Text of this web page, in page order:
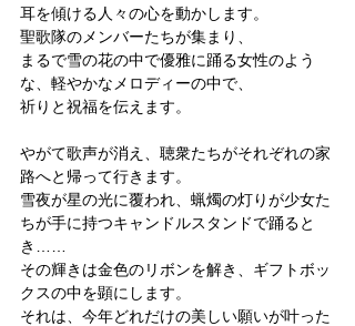
耳を傾ける人々の心を動かします。
聖歌隊のメンバーたちが集まり、
まるで雪の花の中で優雅に踊る女性のよう
な、軽やかなメロディーの中で、
祈りと祝福を伝えます。
やがて歌声が消え、聴衆たちがそれぞれの家
路へと帰って行きます。
雪夜が星の光に覆われ、蝋燭の灯りが少女た
ちが手に持つキャンドルスタンドで踊ると
き……
その輝きは金色のリボンを解き、ギフトボッ
クスの中を顕にします。
それは、今年どれだけの美しい願いが叶った